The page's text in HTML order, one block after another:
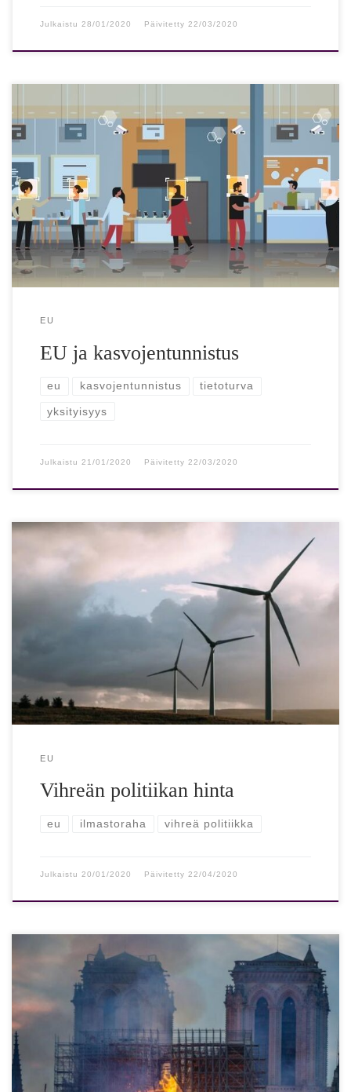
Julkaistu 28/01/2020 Päivitetty 22/03/2020
”Ei sovi demokratiaan”: Eurooppa saattaa panna jäihin
kasvojentunnistuksen julkisilla paikoilla EU-komissio on
pohtimassa viisivuotista kasvojentunnistuksen käyttökieltoa
julkisilla paikoilla. EU haluaa […]
EU
EU ja kasvojentunnistus
eu kasvojentunnistus tietoturva
yksityisyys
Julkaistu 21/01/2020 Päivitetty 22/03/2020
Vihreän politiikan hinta: tuhat miljardia euroa kymmenessä
vuodessa EU:lle HS: Euroopan komissio julkaisi tiistaina
uuden vihreän rahoitusohjelman, jonka tarkoituksena on
EU
Vihreän politiikan hinta
eu ilmastoraha vihreä politiikka
Julkaistu 20/01/2020 Päivitetty 22/04/2020
"Jyrkkä kasvu kristinuskon vastaisissa hyökkäyksissä liittyy
saumattomasti viimeaikaiseen muslimimaista tulleeseen
massamaahanmuuttoon"